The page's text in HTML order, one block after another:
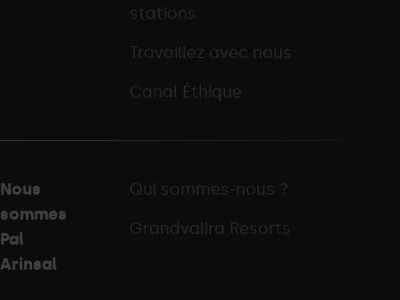
stations
Travaillez avec nous
Canal Éthique
Nous
sommes
Pal
Arinsal
Qui sommes-nous ?
Grandvalira Resorts